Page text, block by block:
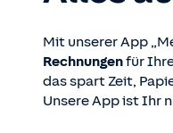
Mit unserer App
Rechnungenfür
das spart Zeit,
Unsere App ist Ihr